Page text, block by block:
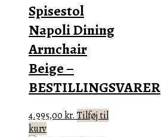
Spisestol
Napoli Dining
Armchair
Beige –
BESTILLINGSVARER
4.995,00kr. Tilføj til
kurv